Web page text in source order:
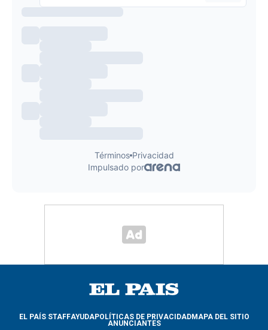
EL PAÍS STAFFAYUDAPOLÍTICAS DE PRIVACIDADMAPA DEL SITIO
ANUNCIANTES